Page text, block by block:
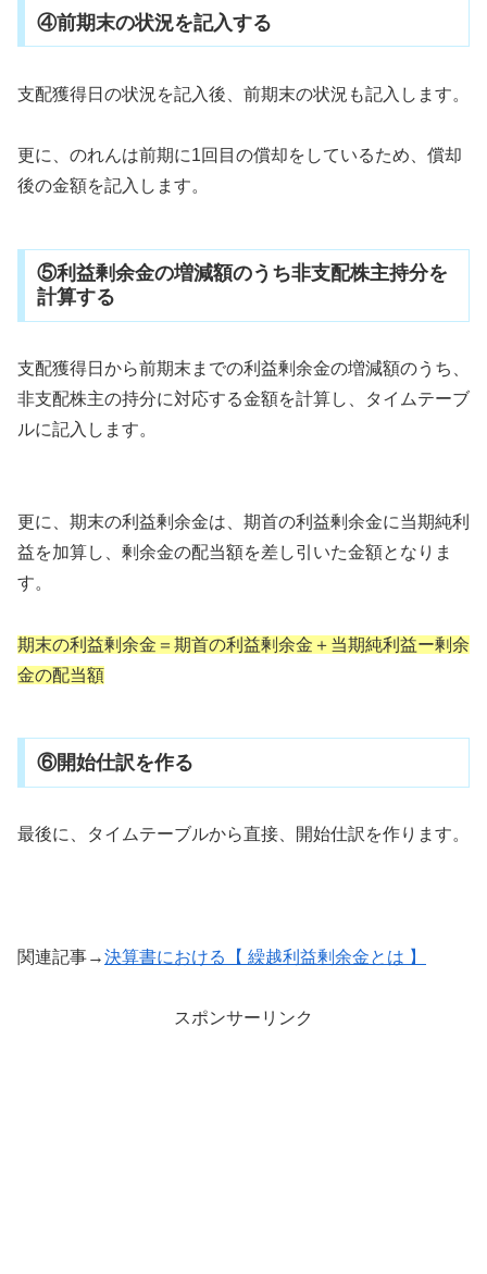
④前期末の状況を記入する
支配獲得日の状況を記入後、前期末の状況も記入します。
更に、のれんは前期に1回目の償却をしているため、償却
後の金額を記入します。
⑤利益剰余金の増減額のうち非支配株主持分を
計算する
支配獲得日から前期末までの利益剰余金の増減額のうち、
非支配株主の持分に対応する金額を計算し、タイムテーブ
ルに記入します。
更に、期末の利益剰余金は、期首の利益剰余金に当期純利
益を加算し、剰余金の配当額を差し引いた金額となりま
す。
期末の利益剰余金＝期首の利益剰余金＋当期純利益ー剰余
金の配当額
⑥開始仕訳を作る
最後に、タイムテーブルから直接、開始仕訳を作ります。
関連記事→決算書における【 繰越利益剰余金とは 】
スポンサーリンク